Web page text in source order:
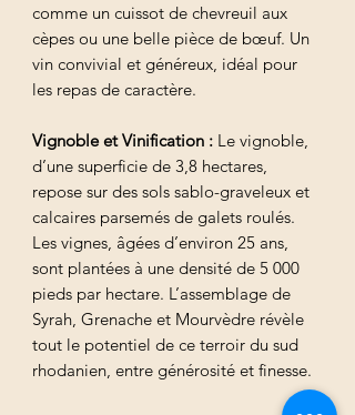
comme un cuissot de chevreuil aux
cèpes ou une belle pièce de bœuf. Un
vin convivial et généreux, idéal pour
les repas de caractère.
Vignoble et Vinification : Le vignoble,
d’une superficie de 3,8 hectares,
repose sur des sols sablo-graveleux et
calcaires parsemés de galets roulés.
Les vignes, âgées d’environ 25 ans,
sont plantées à une densité de 5 000
pieds par hectare. L’assemblage de
Syrah, Grenache et Mourvèdre révèle
tout le potentiel de ce terroir du sud
rhodanien, entre générosité et finesse.